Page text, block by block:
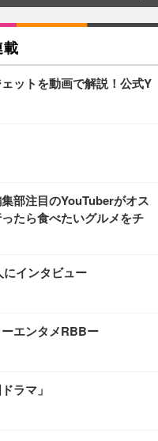
載
ットを動画で解説！公式Y
部注目のYouTuberがオス
たら食べたいグルメをチ
にインタビュー
ーエンタメRBBー
ラマ」